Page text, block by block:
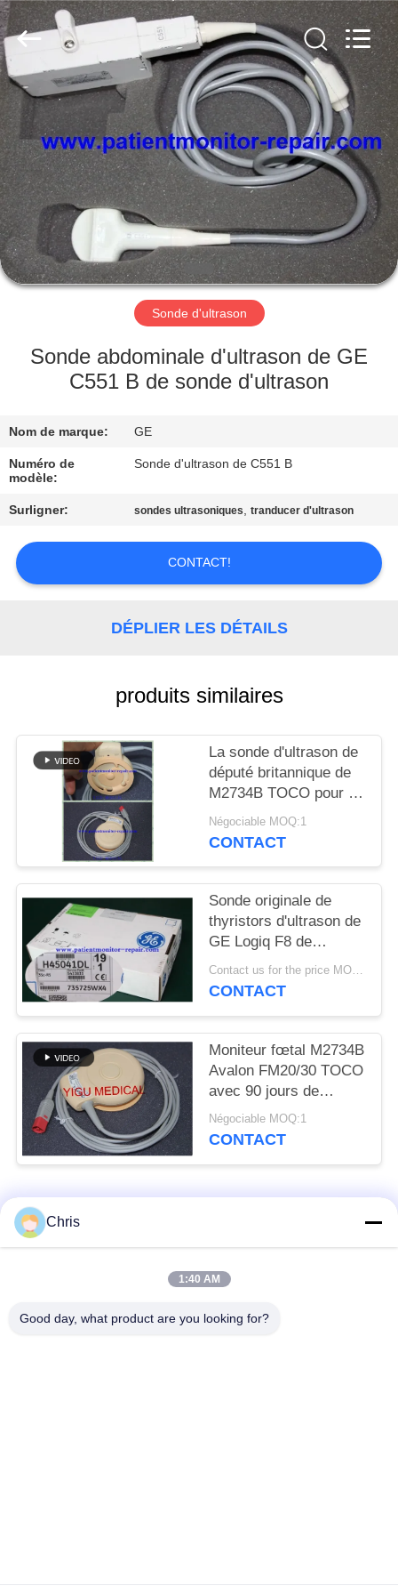
À
LA
MAISON
PRODUITS
VIDÉOS
PROPOS
VISITE
L'USINE
CONTRÔLE
CONTACTER
DEMANDEZ
UN DEVIS
NEWS
PLAN
DU
SITE
PRIVACY
POLICY
Guangzhou
YIGU
Medical
Equipment
Service
Co.,Ltd.
All
Rights
Reserved.
Sonde d'ultrason
Sonde abdominale d'ultrason de GE
C551 B de sonde d'ultrason
Nom de marque: GE
Numéro de
modèle:
Sonde d'ultrason de C551 B
Surligner: sondes ultrasoniques,tranducer d'ultrason
CONTACT!
DÉPLIER LES DÉTAILS
produits similaires
La sonde d'ultrason de
député britannique de
M2734B TOCO pour le
matériel médical partie
l'état d'Excellet
Négociable MOQ:1
CONTACT
Sonde originale de
thyristors d'ultrason de
GE Logiq F8 de
matériel médical
d'hôpital
Contact us for the price MOQ:1
CONTACT
Moniteur fœtal M2734B
Avalon FM20/30 TOCO
avec 90 jours de
garantie
Négociable MOQ:1
CONTACT
Catégories populaires
Réparation de module
Chris
1:40 AM
Good day, what product are you looking for?